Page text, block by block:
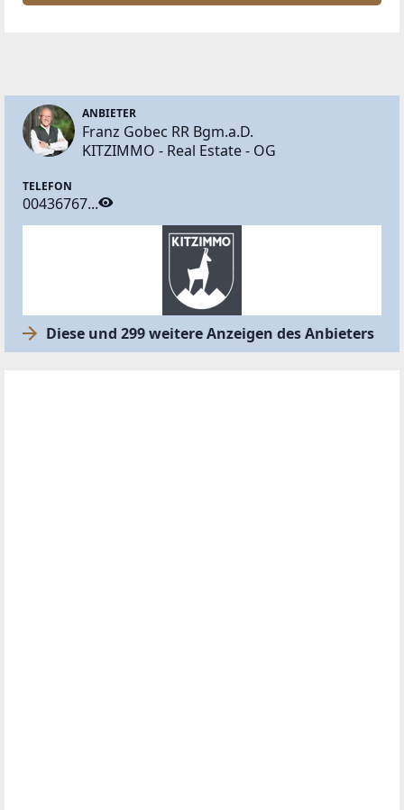
ANBIETER
Franz Gobec RR Bgm.a.D.
KITZIMMO - Real Estate - OG
TELEFON
00436767...
Diese und 299 weitere Anzeigen des Anbieters